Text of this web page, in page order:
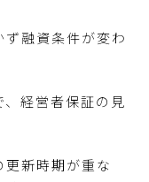
融資条件が変わ
経営者保証の見
新時期が重な